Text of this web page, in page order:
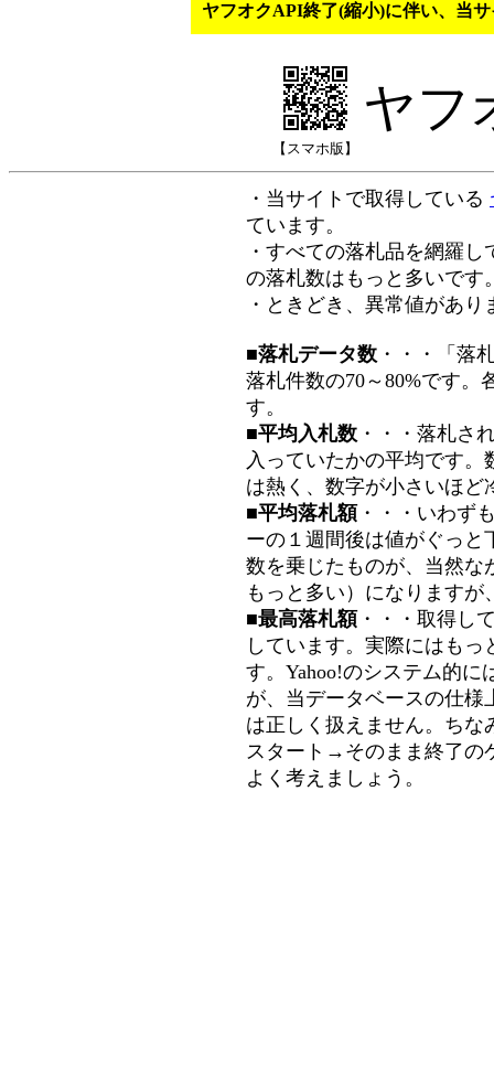
ヤフオクAPI終了(縮小)に伴い、当
【スマホ版】
ヤフ
・当サイトで取得している
ています。
・すべての落札品を網羅
の落札数はもっと多いです
・ときどき、異常値があ
■落札データ数 ・・・「落
落札件数の70～80%です。
す。
■平均入札数 ・・・落札さ
入っていたかの平均です
は熱く、数字が小さいほど
■平均落札額 ・・・いわず
ーの１週間後は値がぐっと
数を乗じたものが、当然な
もっと多い）になります
■最高落札額 ・・・取得し
しています。実際にはも
す。Yahoo!のシステム的に
が、当データベースの仕様
は正しく扱えません。ちな
スタート→そのまま終了の
よく考えましょう。